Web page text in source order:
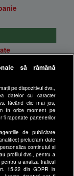
să rămână
pe dispozitivul dvs.,
datelor cu caracter
făcând clic mai jos,
în orice moment pe
fi raportate partenerilor
de publicitate
prelucram date
continutul si
profilul dvs., pentru a
a analiza traficul
15-22 din GDPR in